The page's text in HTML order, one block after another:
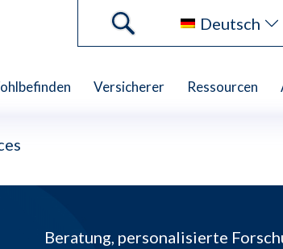
Deutsch
Versicherer Ressourcen
Beratung, personalisierte